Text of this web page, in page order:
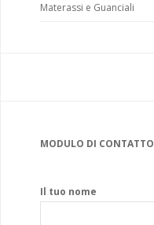
Materassi e Guanciali
MODULO DI CONTATTO
Il tuo nome